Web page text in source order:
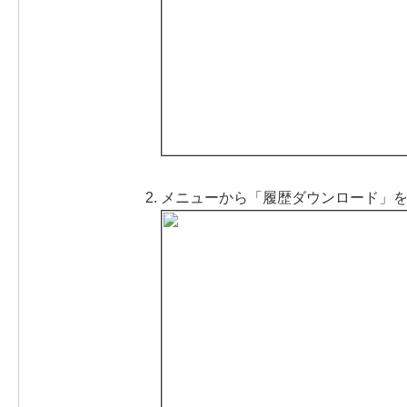
メニューから「履歴ダウンロード」